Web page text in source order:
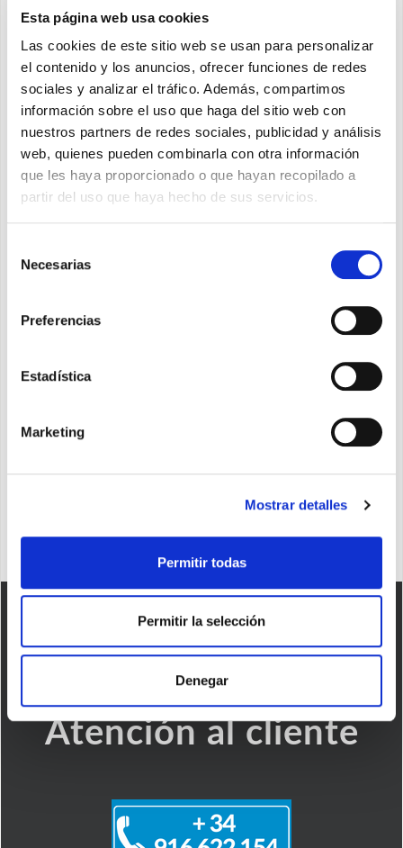
Esta página web usa cookies
Las cookies de este sitio web se usan para personalizar
el contenido y los anuncios, ofrecer funciones de redes
sociales y analizar el tráfico. Además, compartimos
información sobre el uso que haga del sitio web con
nuestros partners de redes sociales, publicidad y análisis
web, quienes pueden combinarla con otra información
que les haya proporcionado o que hayan recopilado a
partir del uso que haya hecho de sus servicios.
Necesarias
Preferencias
Estadística
Marketing
Mostrar detalles
Permitir todas
Permitir la selección
Denegar
Solicitar una cotizacion *
Tipo *
información sobre la privacidad
consentimiento después de haber leído la información
específica para los
Atención al cliente